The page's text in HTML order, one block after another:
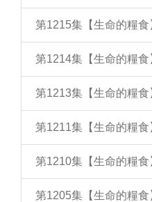
第1215集【生命的糧
第1214集【生命的糧
第1213集【生命的糧
第1211集【生命的糧
第1210集【生命的糧
第1205集【生命的糧